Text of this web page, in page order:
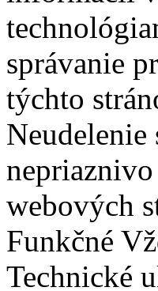
správanie
týchto
Neudelenie
webových
Funkčné
Technické